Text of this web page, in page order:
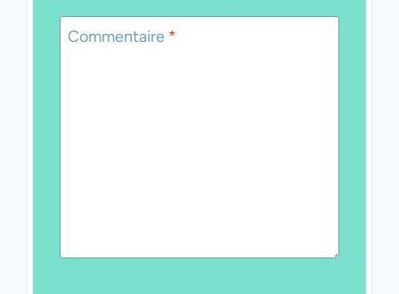
Commentaire *